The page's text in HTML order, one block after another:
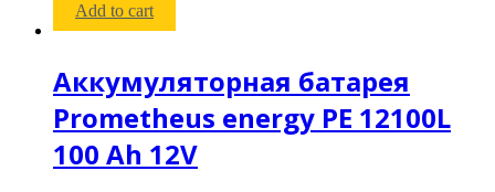
Add to cart
Аккумуляторная батарея
Prometheus energy PE 12100L
100 Ah 12V